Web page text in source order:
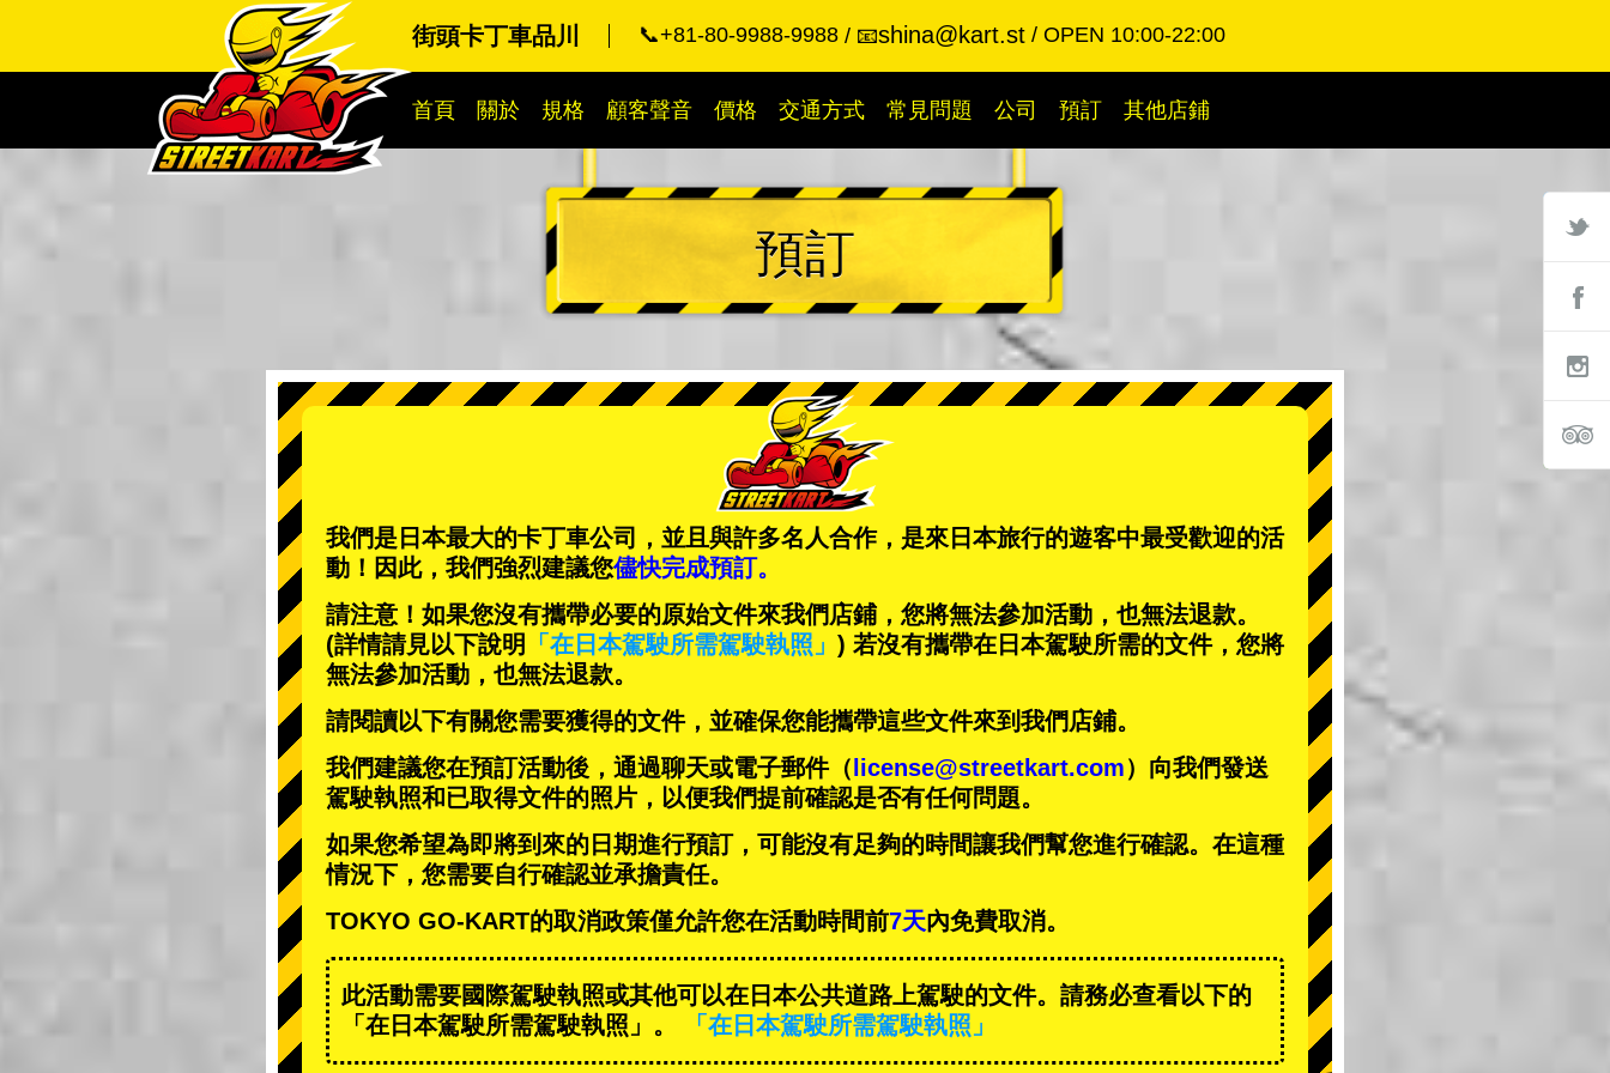
街頭卡丁車品川 📞+81-80-9988-9988 📧shina@kart.st OPEN 10:00-22:00
首頁 關於 規格 顧客聲音 價格 交通方式 常見問題 公司 預訂 其他店鋪
預訂
我們是日本最大的卡丁車公司，並且與許多名人合作，是來日本旅行的遊客中最受歡迎的活
動 ！因此，我們強烈建議您儘快完成預訂。
請注意！如果您沒有攜帶必要的原始文件來我們店鋪，您將無法參加活動，也無法退款。
(詳情請見以下說明
「在日本駕駛所需駕駛執照」 ) 若沒有攜帶在日本駕駛所需的文件，您將
無法參加活動，也無法退款。
請閱讀以下有關您需要獲得的文件，並確保您能攜帶這些文件來到我們店鋪。
我們建議您在預訂活動後，通過聊天或電子郵件（ license@streetkart.com）向我們發送
駕駛執照和已取得文件的照片，以便我們提前確認是否有任何問題。
如果您希望為即將到來的日期進行預訂，可能沒有足夠的時間讓我們幫您進行確認。在這種
情況下，您需要自行確認並承擔責任。
TOKYO GO-KART的取消政策僅允許您在活動時間前7天內免費取消。
此活動需要國際駕駛執照或其他可以在日本公共道路上駕駛的文件。請務必查看以下的
「在日本駕駛所需駕駛執照」。
「在日本駕駛所需駕駛執照」